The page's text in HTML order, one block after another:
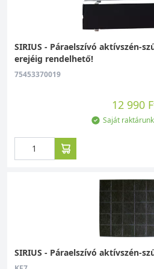
SIRIUS - Páraelszívó aktívszén-
erejéig rendelhető!
75453370019
12 990
Saját
SIRIUS - Páraelszívó aktívszén-